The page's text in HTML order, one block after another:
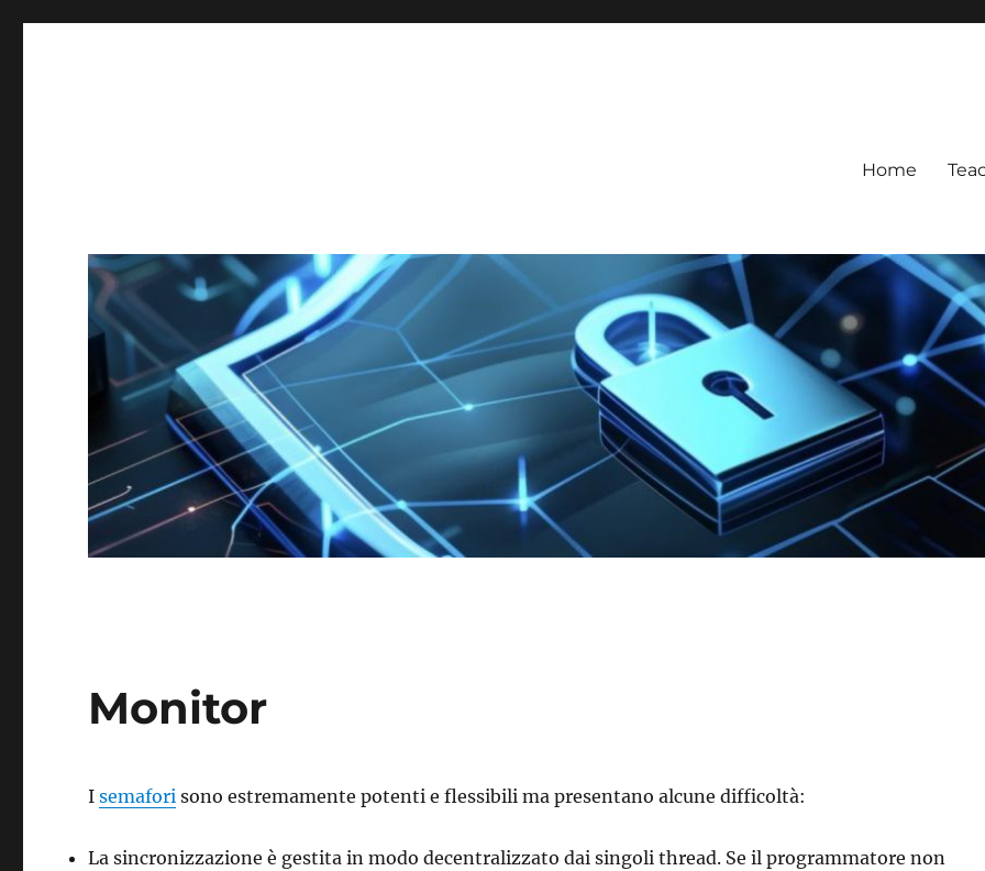
Home
Monitor
Isemafori sono estremamente potenti e flessibili ma presentano alcune difficoltà:
La sincronizzazione è gestita in modo decentralizzato dai singoli thread. Se il programmatore non